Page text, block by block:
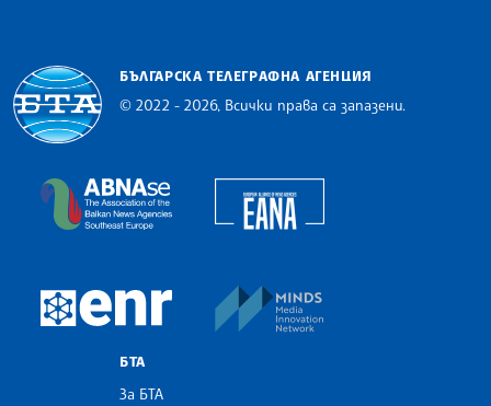
БЪЛГАРСКА ТЕЛЕГРАФНА АГЕНЦИЯ
© 2022 - 2026, Всички права са запазени.
The Assocoation of the Balkan News Agencies
European Newsroom
БТА
За БТА